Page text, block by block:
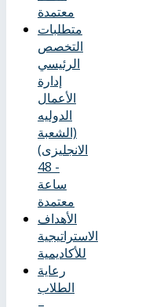
معتمدة
متطلبات
التخصص
الرئيسي
إدارة
الأعمال
الدوليه
(الشعبة
الانجليزى)
- 48
ساعة
معتمدة
الأهداف
الاستراتيجية
للأكاديمية
رعاية
الطلاب